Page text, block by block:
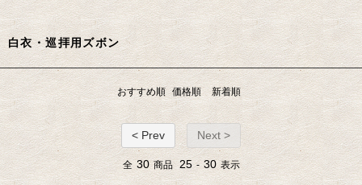
白衣・巡拝用ズボン
おすすめ順 価格順 新着順
< Prev Next >
全 30 商品 25 - 30 表示